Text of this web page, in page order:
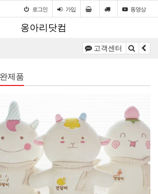
로그인 가입 동영상
옹아리닷컴
고객센터
제품